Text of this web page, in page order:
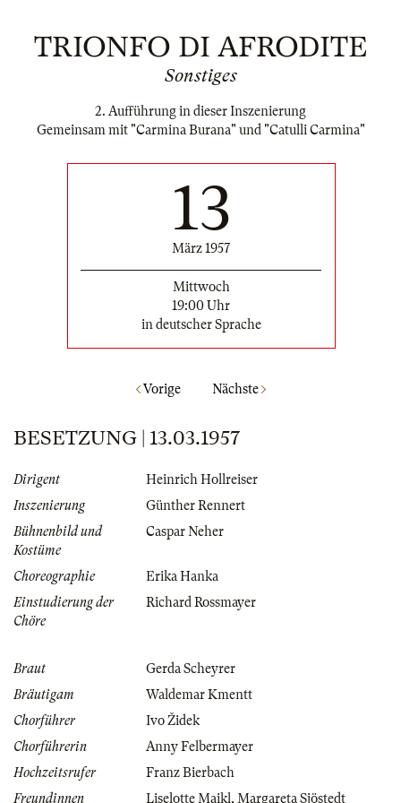
TRIONFO DI AFRODITE
Sonstiges
2. Aufführung in dieser Inszenierung
Gemeinsam mit "Carmina Burana" und "Catulli Carmina"
13
März 1957
Mittwoch
19:00 Uhr
in deutscher Sprache
Vorige Nächste
BESETZUNG | 13.03.1957
Dirigent
Heinrich Hollreiser
Inszenierung
Günther Rennert
Bühnenbild und
Kostüme
Caspar Neher
Choreographie
Erika Hanka
Einstudierung der
Chöre
Richard Rossmayer
Braut
Gerda Scheyrer
Bräutigam
Waldemar Kmentt
Chorführer
Ivo Židek
Chorführerin
Anny Felbermayer
Hochzeitsrufer
Franz Bierbach
Freundinnen
Liselotte Maikl , Margareta Sjöstedt